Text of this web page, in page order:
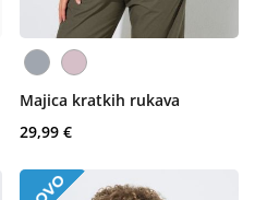
Majica kratkih rukava
29,99 €